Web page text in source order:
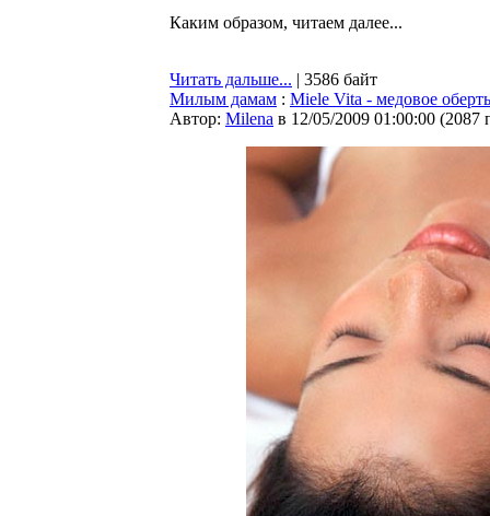
Каким образом, читаем далее...
Читать дальше... | 3586 байт
Милым дамам : Miele Vita - медовое
Автор: Milena в 12/05/2009 01:00:00 (2087